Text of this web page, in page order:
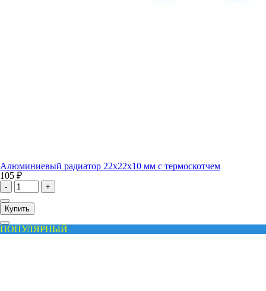
Алюминиевый радиатор 22x22x10 мм с термоскотчем
105 ₽
- +
Купить
ПОПУЛЯРНЫЙ